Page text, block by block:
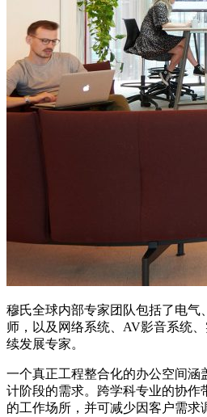
穆氏全球内部专家团队包括了电气
师，以及网络系统、 AV影音系统
续发展专家。
一个真正工程整合化的办公空间涵
计阶段的需求。跨学科专业的协作
的工作场所，并可减少因客户需求